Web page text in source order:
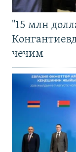
"15 млн
чечим